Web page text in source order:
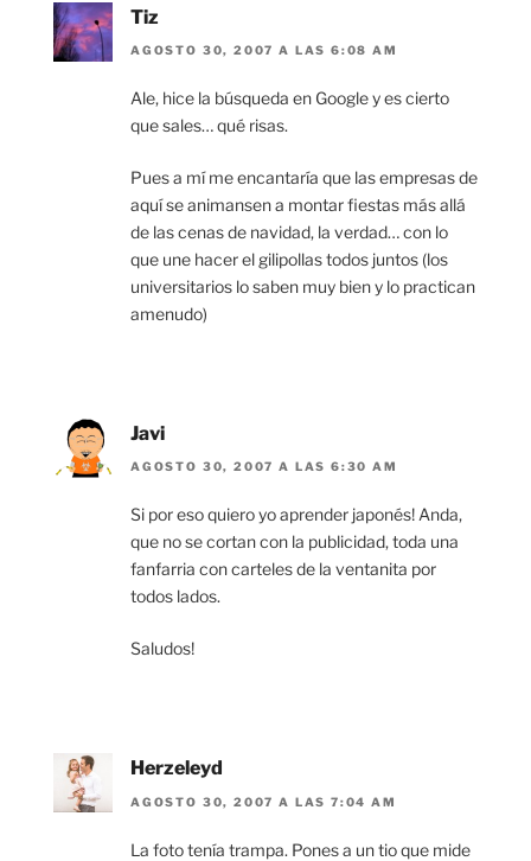
Tiz
AGOSTO 30, 2007 A LAS 6:08 AM
Ale, hice la búsqueda en Google y es cierto
que sales… qué risas.
Pues a mí me encantaría que las empresas de
aquí se animansen a montar fiestas más allá
de las cenas de navidad, la verdad… con lo
que une hacer el gilipollas todos juntos (los
universitarios lo saben muy bien y lo practican
amenudo)
Javi
AGOSTO 30, 2007 A LAS 6:30 AM
Si por eso quiero yo aprender japonés! Anda,
que no se cortan con la publicidad, toda una
fanfarria con carteles de la ventanita por
todos lados.
Saludos!
Herzeleyd
AGOSTO 30, 2007 A LAS 7:04 AM
La foto tenía trampa. Pones a un tio que mide